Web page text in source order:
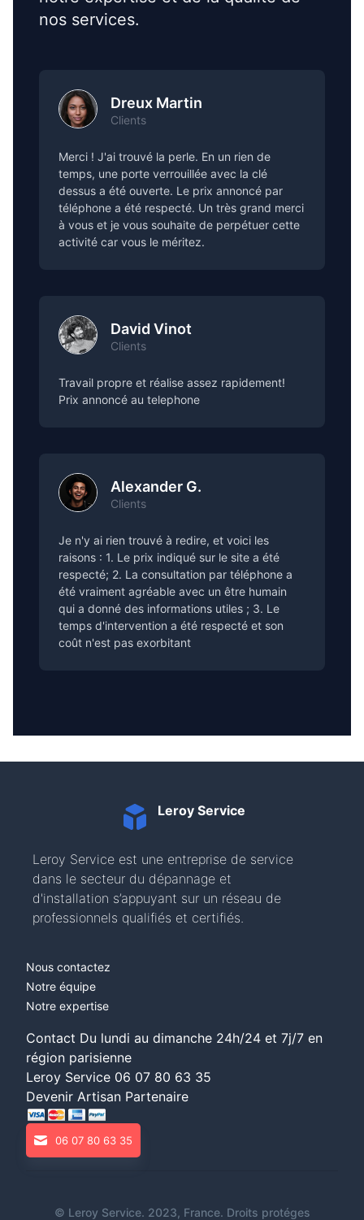
nos services.
Dreux Martin
Clients
Merci ! J'ai trouvé la perle. En un rien de
temps, une porte verrouillée avec la clé
dessus a été ouverte. Le prix annoncé par
téléphone a été respecté. Un très grand merci
à vous et je vous souhaite de perpétuer cette
activité car vous le méritez.
David Vinot
Clients
Travail propre et réalise assez rapidement!
Prix annoncé au telephone
Alexander G.
Clients
Je n'y ai rien trouvé à redire, et voici les
raisons : 1. Le prix indiqué sur le site a été
respecté; 2. La consultation par téléphone a
été vraiment agréable avec un être humain
qui a donné des informations utiles ; 3. Le
temps d'intervention a été respecté et son
coût n'est pas exorbitant
Leroy Service
Leroy Service est une entreprise de service
dans le secteur du dépannage et
d'installation s’appuyant sur un réseau de
professionnels qualifiés et certifiés.
Nous contactez
Notre équipe
Notre expertise
Contact Du lundi au dimanche 24h/24 et 7j/7 en
région parisienne
Leroy Service 06 07 80 63 35
Devenir Artisan Partenaire
06 07 80 63 35
© Leroy Service. 2023, France. Droits protéges